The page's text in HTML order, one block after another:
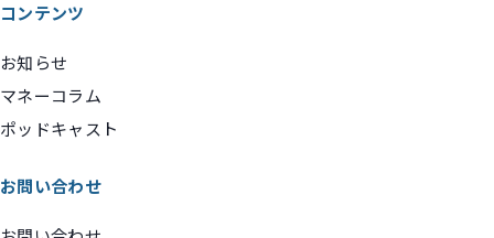
コンテンツ
お知らせ
マネーコラム
ポッドキャスト
お問い合わせ